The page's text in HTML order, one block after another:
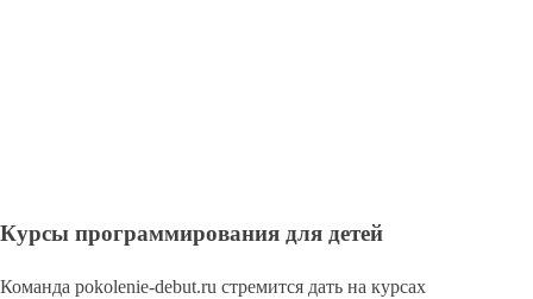
Курсы программирования для детей
Команда pokolenie-debut.ru стремится дать на курсах